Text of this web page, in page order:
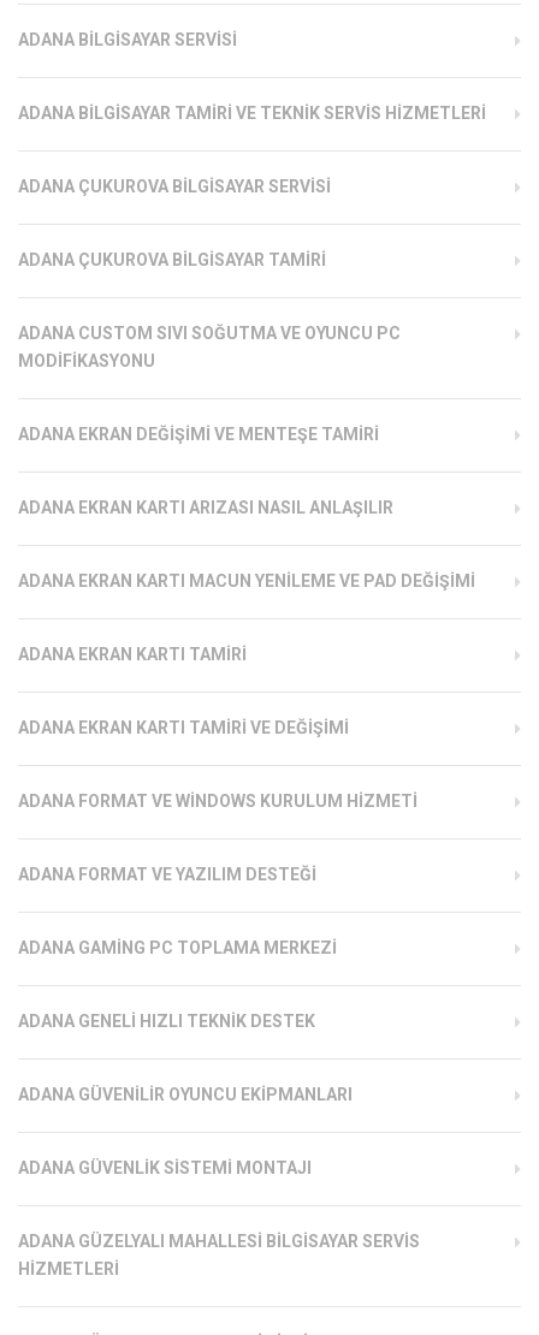
ADANA BILGISAYAR SERVISI
ADANA BILGISAYAR TAMIRI VE TEKNIK SERVIS HIZMETLERI
ADANA ÇUKUROVA BILGISAYAR SERVISI
ADANA ÇUKUROVA BILGISAYAR TAMIRI
ADANA CUSTOM SIVI SOĞUTMA VE OYUNCU PC
MODIFIKASYONU
ADANA EKRAN DEĞIŞIMI VE MENTEŞE TAMIRI
ADANA EKRAN KARTI ARIZASI NASIL ANLAŞILIR
ADANA EKRAN KARTI MACUN YENILEME VE PAD DEĞIŞIMI
ADANA EKRAN KARTI TAMIRI
ADANA EKRAN KARTI TAMIRI VE DEĞIŞIMI
ADANA FORMAT VE WINDOWS KURULUM HIZMETI
ADANA FORMAT VE YAZILIM DESTEĞI
ADANA GAMING PC TOPLAMA MERKEZI
ADANA GENELI HIZLI TEKNIK DESTEK
ADANA GÜVENILIR OYUNCU EKIPMANLARI
ADANA GÜVENLIK SISTEMI MONTAJI
ADANA GÜZELYALI MAHALLESI BILGISAYAR SERVIS
HIZMETLERI